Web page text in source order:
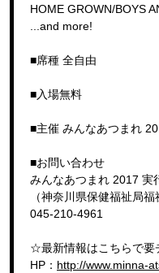
HOME GROWN/BOYS
...and more!
■席種 全自由
■入場無料
■主催 みんなあつまれ
■お問い合わせ
みんなあつまれ 2017 実
（神奈川県保健福祉局
045-210-4961
☆最新情報はこちらで要
HP： http://www.minna-